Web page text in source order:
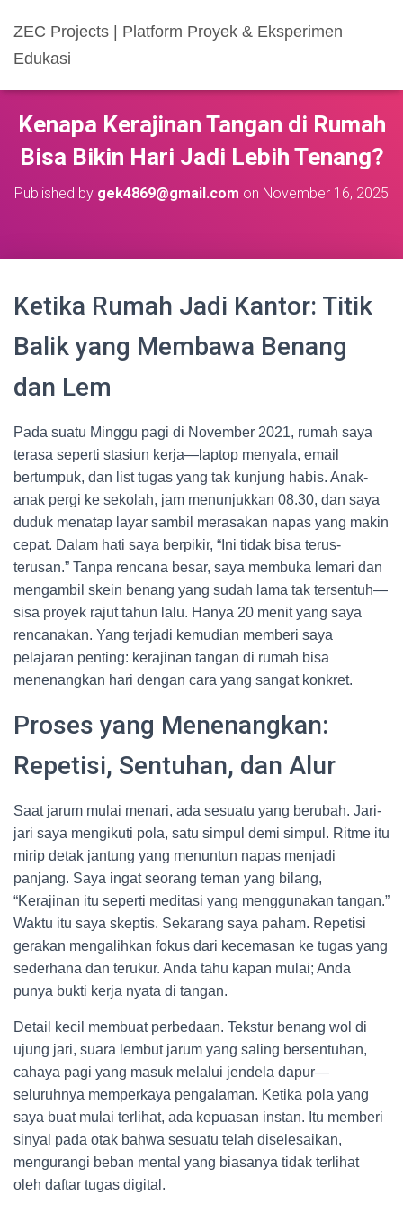
ZEC Projects | Platform Proyek & Eksperimen
Edukasi
Kenapa Kerajinan Tangan di Rumah
Bisa Bikin Hari Jadi Lebih Tenang?
Published by gek4869@gmail.com on November 16, 2025
Ketika Rumah Jadi Kantor: Titik
Balik yang Membawa Benang
dan Lem
Pada suatu Minggu pagi di November 2021, rumah saya
terasa seperti stasiun kerja—laptop menyala, email
bertumpuk, dan list tugas yang tak kunjung habis. Anak-
anak pergi ke sekolah, jam menunjukkan 08.30, dan saya
duduk menatap layar sambil merasakan napas yang makin
cepat. Dalam hati saya berpikir, “Ini tidak bisa terus-
terusan.” Tanpa rencana besar, saya membuka lemari dan
mengambil skein benang yang sudah lama tak tersentuh—
sisa proyek rajut tahun lalu. Hanya 20 menit yang saya
rencanakan. Yang terjadi kemudian memberi saya
pelajaran penting: kerajinan tangan di rumah bisa
menenangkan hari dengan cara yang sangat konkret.
Proses yang Menenangkan:
Repetisi, Sentuhan, dan Alur
Saat jarum mulai menari, ada sesuatu yang berubah. Jari-
jari saya mengikuti pola, satu simpul demi simpul. Ritme itu
mirip detak jantung yang menuntun napas menjadi
panjang. Saya ingat seorang teman yang bilang,
“Kerajinan itu seperti meditasi yang menggunakan tangan.”
Waktu itu saya skeptis. Sekarang saya paham. Repetisi
gerakan mengalihkan fokus dari kecemasan ke tugas yang
sederhana dan terukur. Anda tahu kapan mulai; Anda
punya bukti kerja nyata di tangan.
Detail kecil membuat perbedaan. Tekstur benang wol di
ujung jari, suara lembut jarum yang saling bersentuhan,
cahaya pagi yang masuk melalui jendela dapur—
seluruhnya memperkaya pengalaman. Ketika pola yang
saya buat mulai terlihat, ada kepuasan instan. Itu memberi
sinyal pada otak bahwa sesuatu telah diselesaikan,
mengurangi beban mental yang biasanya tidak terlihat
oleh daftar tugas digital.